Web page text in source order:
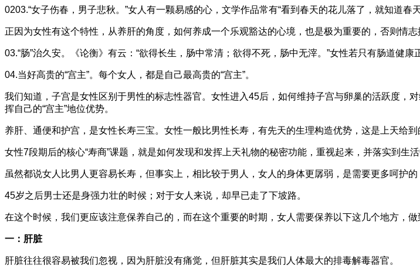
0203.“女子伤春，男子悲秋。”女人有一颗易感的心，文学作品常有“看到春天的花儿落了，就知道春
正因为女性有这个特性，从养肝的角度，如何养成一个乐观豁达的心境，也是极为重要的，否则情
03.“肠”治久安。《论衡》有云：“欲得长生，肠中常清；欲得不死，肠中无滓。”女性若只有肠道健
04.当好高贵的“宫主”。每个女人，都是自己最高贵的“宫主”。
我们知道，子宫是女性区别于男性的标志性器官。女性进入45后，如何维持子宫与卵巢的活跃度，
挥自己的“宫主”地位优势。
养肝、通便和护宫，是女性长寿三宝。女性一般比男性长寿，有先天的生理构造优势，这是上天给到
女性7段期后的核心“寿商”课题，就是如何发现和发挥上天礼物的秘密功能，重视起来，并落实到生
虽然都说女人比男人更容易长寿，但事实上，相比较于男人，女人的身体更孱弱，是需要更多呵护的
45岁之后男士还是身强力壮的时候；对于女人来说，却早已走了下坡路。
在这个时候，我们更应该注意保养自己的，而在这个重要的时期，女人需要保养以下这几个地方，做
一：肝脏
肝脏往往很容易被我们忽视，因为肝脏没有痛觉，但肝脏其实是我们人体最大的排毒解毒器官。